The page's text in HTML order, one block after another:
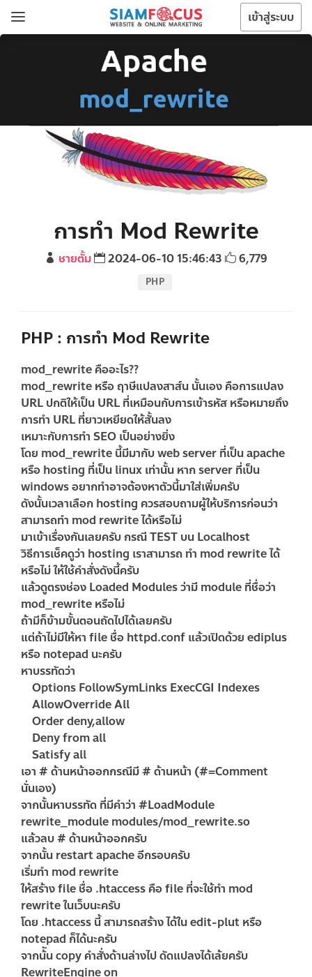
เข้าสู่ระบบ
การทำ Mod Rewrite
ชายตั้ม 2024-06-10 15:46:43 6,779
PHP
PHP : การทำ Mod Rewrite
mod_rewrite คืออะไร??
mod_rewrite หรือ ฤาษีแปลงสาส์น นั้นเอง คือการแปลง
URL ปกติให้เป็น URL ที่เหมือนกับการเข้ารหัส หรือหมายถึง
การทำ URL ที่ยาวเหยียดให้สั้นลง
เหมาะกับการทำ SEO เป็นอย่างยิ่ง
โดย mod_rewrite นี้มีมากับ web server ที่เป็น apache
หรือ hosting ที่เป็น linux เท่านั้น หาก server ที่เป็น
windows อยากทำอาจต้องหาตัวนี้มาใส่เพิ่มครับ
ดังนั้นเวลาเลือก hosting ควรสอบถามผู้ให้บริการก่อนว่า
สามารถทำ mod rewrite ได้หรือไม่
มาเข้าเรื่องกันเลยครับ กรณี TEST บน Localhost
วิธีการเช็คดูว่า hosting เราสามารถ ทำ mod rewrite ได้
หรือไม่ ให้ใช้คำสั่งดังนี้ครับ
แล้วดูตรงช่อง Loaded Modules ว่ามี module ที่ชื่อว่า
mod_rewrite หรือไม่
ถ้ามีก็ข้ามขั้นตอนถัดไปได้เลยครับ
แต่ถ้าไม่มีให้หา file ชื่อ httpd.conf แล้วเปิดด้วย ediplus
หรือ notepad นะครับ
หาบรรทัดว่า
Options FollowSymLinks ExecCGI Indexes
AllowOverride All
Order deny,allow
Deny from all
Satisfy all
เอา # ด้านหน้าออกกรณีมี # ด้านหน้า (#=Comment
นั่นเอง)
จากนั้นหาบรรทัด ที่มีคำว่า #LoadModule
rewrite_module modules/mod_rewrite.so
แล้วลบ # ด้านหน้าออกครับ
จากนั้น restart apache อีกรอบครับ
เริ่มทำ mod rewrite
ให้สร้าง file ชื่อ .htaccess คือ file ที่จะใช้ทำ mod
rewrite ในเว็บนะครับ
โดย .htaccess นี้ สามารถสร้าง ได้ใน edit-plut หรือ
notepad ก็ได้นะครับ
จากน้ัน copy คำสั่งด้านล่างไป ดัดแปลงได้เล้ยครับ
RewriteEngine on